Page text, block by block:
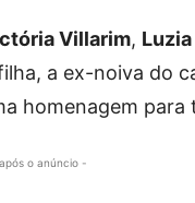
Villarim,
a ex-noiva do
homenagem para
o anúncio -